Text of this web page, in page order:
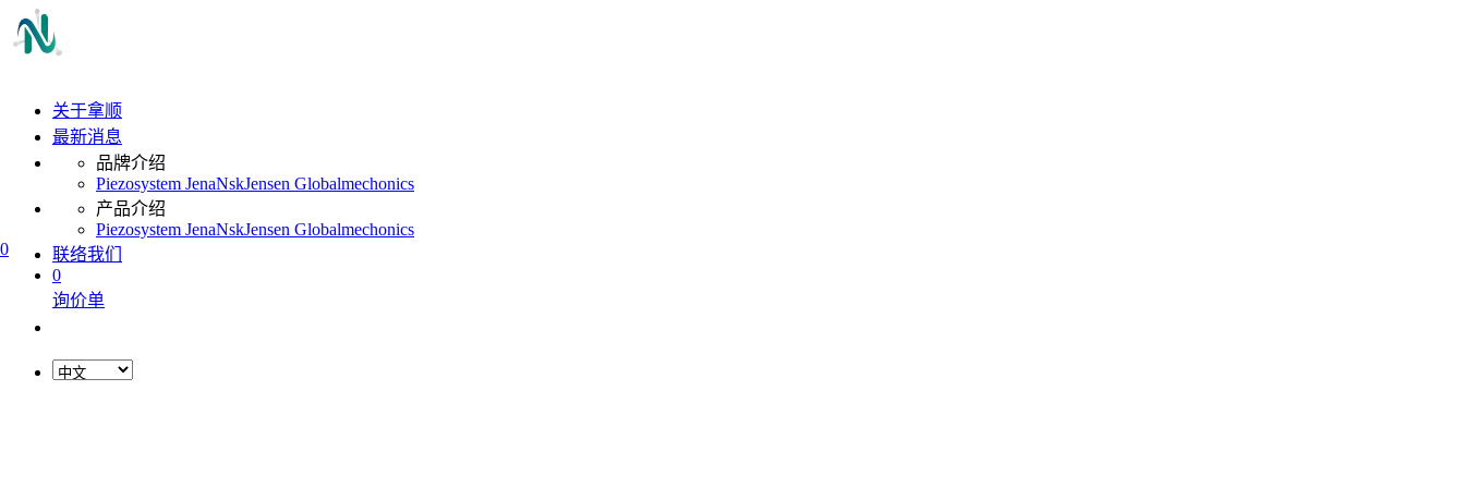
0
关于拿顺
最新消息
品牌介绍
Piezosystem JenaNskJensen Globalmechonics
产品介绍
Piezosystem JenaNskJensen Globalmechonics
联络我们
0
询价单